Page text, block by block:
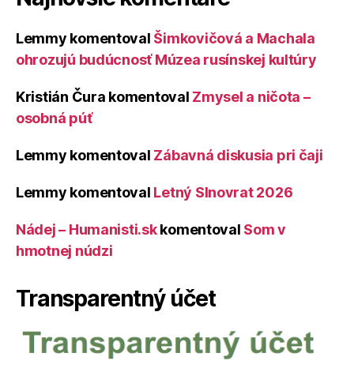
Lemmy komentoval Šimkovičová a Machala
ohrozujú budúcnosť Múzea rusínskej kultúry
Kristián Čura komentoval Zmysel a ničota –
osobná púť
Lemmy komentoval Zábavná diskusia pri čaji
Lemmy komentoval Letný Slnovrat 2026
Nádej – Humanisti.skkomentoval Som v
hmotnej núdzi
Transparentný účet